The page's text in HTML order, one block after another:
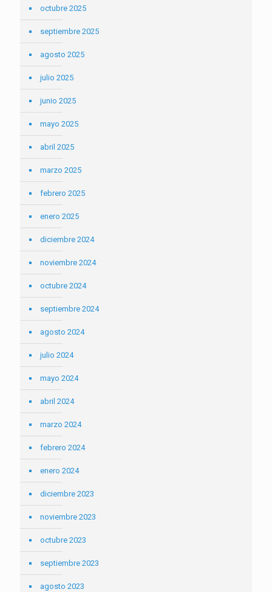
octubre 2025
septiembre 2025
agosto 2025
julio 2025
junio 2025
mayo 2025
abril 2025
marzo 2025
febrero 2025
enero 2025
diciembre 2024
noviembre 2024
octubre 2024
septiembre 2024
agosto 2024
julio 2024
mayo 2024
abril 2024
marzo 2024
febrero 2024
enero 2024
diciembre 2023
noviembre 2023
octubre 2023
septiembre 2023
agosto 2023